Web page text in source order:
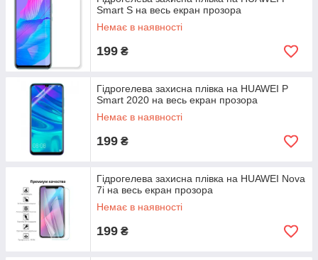
Smart S на весь екран прозора
Немає в наявності
199 ₴
Гідрогелева захисна плівка на HUAWEI P
Smart 2020 на весь екран прозора
Немає в наявності
199 ₴
Гідрогелева захисна плівка на HUAWEI Nova
7i на весь екран прозора
Немає в наявності
199 ₴